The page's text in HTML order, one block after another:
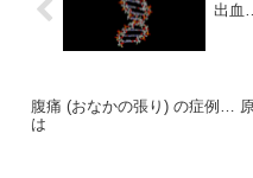
出血
腹痛 (おなかの張り) の症例…
は